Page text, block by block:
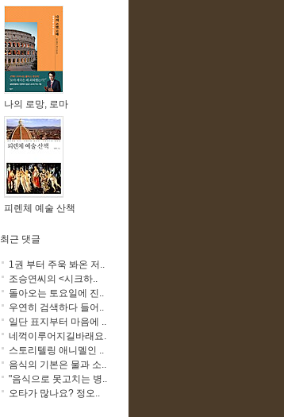
나의 로망, 로마
피렌체 예술 산책
최근 댓글
1권 부터 주욱 봐온 저..
조승연씨의 <시크하..
돌아오는 토요일에 진..
우연히 검색하다 들어..
일단 표지부터 마음에 ..
네꺽이루어지길바래요.
스토리텔링 애니멜인 ..
음식의 기본은 물과 소..
"음식으로 못고치는 병..
오타가 많나요? 정오..